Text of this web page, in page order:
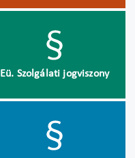
Eü. Szolgálati jogviszony